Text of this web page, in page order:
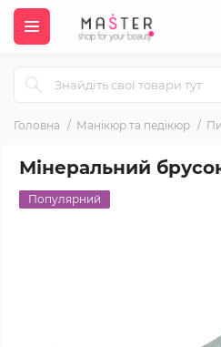
Головна Манікюр та педікюр
Мінеральний
Популярний